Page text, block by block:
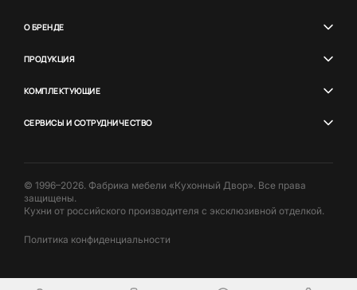
О БРЕНДЕ
ПРОДУКЦИЯ
КОМПЛЕКТУЮЩИЕ
СЕРВИСЫ И СОТРУДНИЧЕСТВО
© 1996–2026. Фабрика мебели «Кухонный Двор». Все права
защищены.
Кухни от российского производителя с эксклюзивной отделкой.
Политика конфиденциальности